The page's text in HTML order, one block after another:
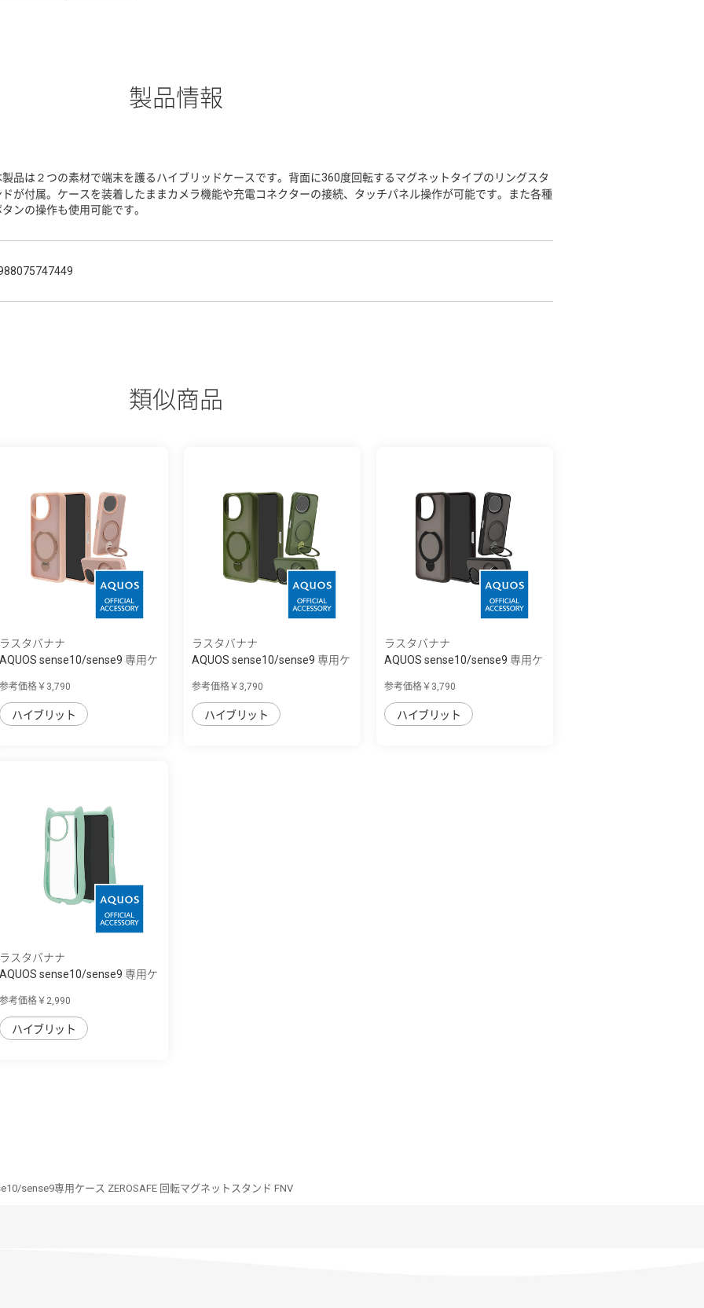
製品情報
製品は２つの素材で端末を護るハイブリッドケースです。背面に360度回転するマグネットタイプのリングスタ
ドが付属。ケースを装着したままカメラ機能や充電コネクターの接続、タッチパネル操作が可能です。また各種
ンの操作も使用可能です。
類似商品
ラスタバナナ
AQUOS sense10/sense9 専用ケ
参考価格￥3,790
ハイブリット
ラスタバナナ
AQUOS sense10/sense9 専用ケ
参考価格￥3,790
ハイブリット
ラスタバナナ
AQUOS sense10/sense9 専用ケ
参考価格￥3,790
ハイブリット
ラスタバナナ
AQUOS sense10/sense9 専用ケ
参考価格￥2,990
ハイブリット
sense9専用ケース ZEROSAFE 回転マグネットスタンド FNV